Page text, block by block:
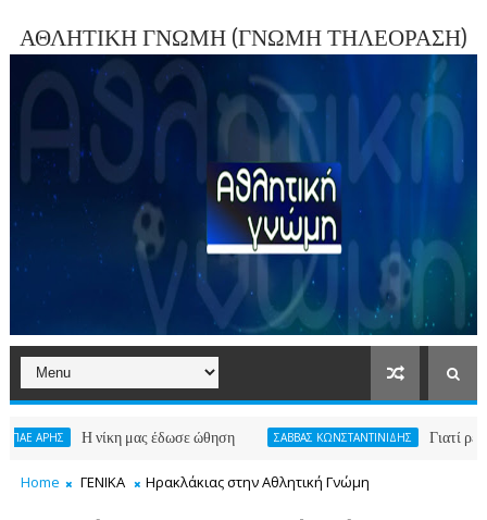
ΑΘΛΗΤΙΚΗ ΓΝΩΜΗ (ΓΝΩΜΗ ΤΗΛΕΟΡΑΣΗ)
Η νίκη μας έδωσε ώθηση ΣΑΒΒΑΣ ΚΩΝΣΤΑΝΤΙΝΙΔΗΣ Γιατί ρε φίλε
Home ΓΕΝΙΚΑ Ηρακλάκιας στην Αθλητική Γνώμη